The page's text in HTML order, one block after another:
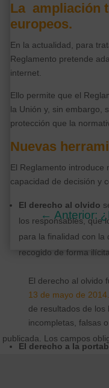
La ampliación
europeos.
En la actualidad, para
Reglamento pretende
internet.
Ello permite que el
la Unión y, sin embargo,
protección que la
Nuevas
El Reglamento introduce
capacidad de decisión y
El derecho al olvido
los responsables, que
para la finalidad con la
recogido de forma
El derecho al olvido
13 de mayo de 2014.
de resultados de
incompletas, falsas
El derecho a la
← Anterior:
Los campos